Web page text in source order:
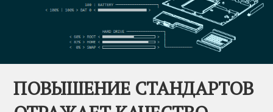
ПОВЫШЕНИЕ СТАНДАРТОВ